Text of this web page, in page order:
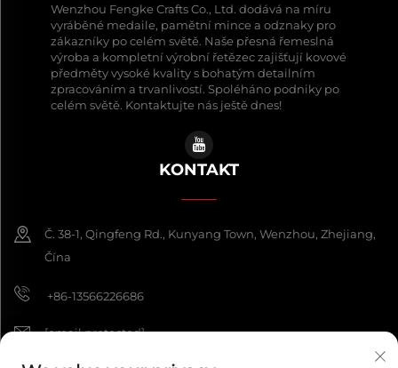
Wenzhou Fengke Crafts Co., Ltd. dodává na míru
vyráběné medaile, pamětní mince a odznaky pro
zákazníky po celém světě. Naše přesná řemeslná
výroba a kompletní výrobní řetězec zajišťují kovové
předměty vysoké kvality s bohatým detailním
zpracováním a trvanlivostí. Spoléháno podniky po
celém světě. Kontaktujte nás ještě dnes!
KONTAKT
Č. 38-1, Qingfeng Rd., Kunyang Town, Wenzhou, Zhejiang,
Čína
+86-13566226686
[email protected]